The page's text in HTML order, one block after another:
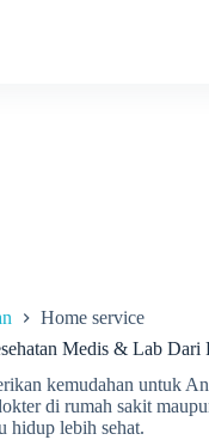
Home service
Medis & Lab Dari
kemudahan untuk
di rumah sakit
hidup lebih sehat.